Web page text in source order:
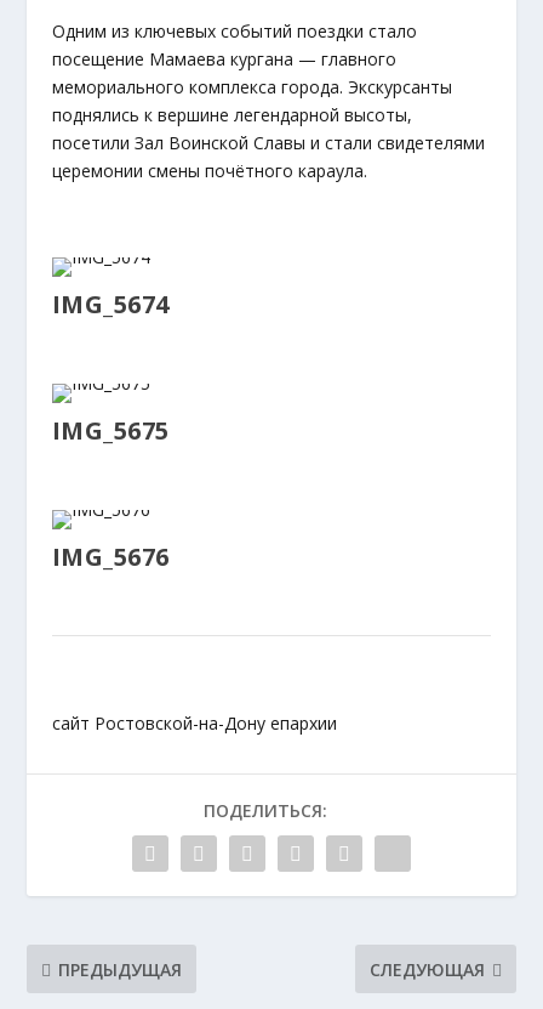
Одним из ключевых событий поездки стало
посещение Мамаева кургана — главного
мемориального комплекса города. Экскурсанты
поднялись к вершине легендарной высоты,
посетили Зал Воинской Славы и стали свидетелями
церемонии смены почётного караула.
IMG_5674
IMG_5675
IMG_5676
сайт Ростовской-на-Дону епархии
ПОДЕЛИТЬСЯ:
ПРЕДЫДУЩАЯ СЛЕДУЮЩАЯ